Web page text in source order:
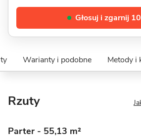
Głosuj i zgarnij
Warianty i podobne Metody i
Rzuty
Parter - 55,13 m²